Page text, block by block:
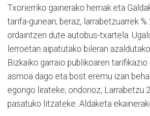
Txorierriko gainerako herriak eta
tarifa-gunean; beraz, larrabetzuarrek
ordaintzen dute autobus-txartela.
lerroetan aipatutako bileran
Bizkaiko garraio publikoaren
asmoa dago eta bost eremu izan
egongo lirateke; ondorioz, Larrabetzu
pasatuko litzateke. Aldaketa